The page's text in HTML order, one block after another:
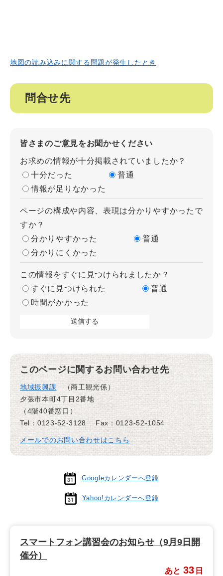
地図の読み込みに関する問題が発生したとき
問合せ先
皆さまのご意見をお聞かせください
お求めの情報が十分掲載されていましたか？
十分だった
普通
情報が足りなかった
ページの構成や内容、表現は分かりやすかったで
すか？
分かりやすかった
普通
分かりにくかった
この情報をすぐに見つけられましたか？
すぐに見つけられた
普通
時間がかかった
このページに関するお問い合わせ先
地域振興課
商工観光係
夕張市本町4丁目2番地
（4階40番窓口）
Tel：0123-52-3128
Fax：0123-52-1054
メールでのお問い合わせはこちら
Googleカレンダーへ登録
Yahoo!カレンダーへ登録
スマートフォン講習会のお知らせ（9月9日開
催分）
あと 33 日